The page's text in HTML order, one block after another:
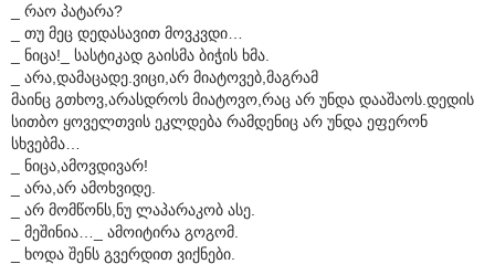
_ რაო პატარა?
_ თუ მეც დედასავით მოვკვდი…
_ ნიცა!_ სასტიკად გაისმა ბიჭის ხმა.
_ არა,დამაცადე.ვიცი,არ მიატოვებ,მაგრამ
მაინც გთხოვ,არასდროს მიატოვო,რაც არ უნდა დააშაოს.დედის
სითბო ყოველთვის ეკლდება რამდენიც არ უნდა ეფერონ
სხვებმა…
_ ნიცა,ამოვდივარ!
_ არა,არ ამოხვიდე.
_ არ მომწონს,ნუ ლაპარაკობ ასე.
_ მეშინია…_ ამოიტირა გოგომ.
_ ხოდა შენს გვერდით ვიქნები.